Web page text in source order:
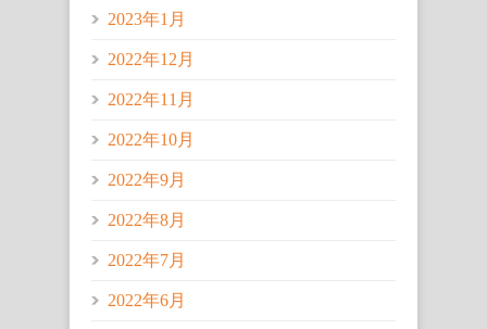
2023年1月
2022年12月
2022年11月
2022年10月
2022年9月
2022年8月
2022年7月
2022年6月